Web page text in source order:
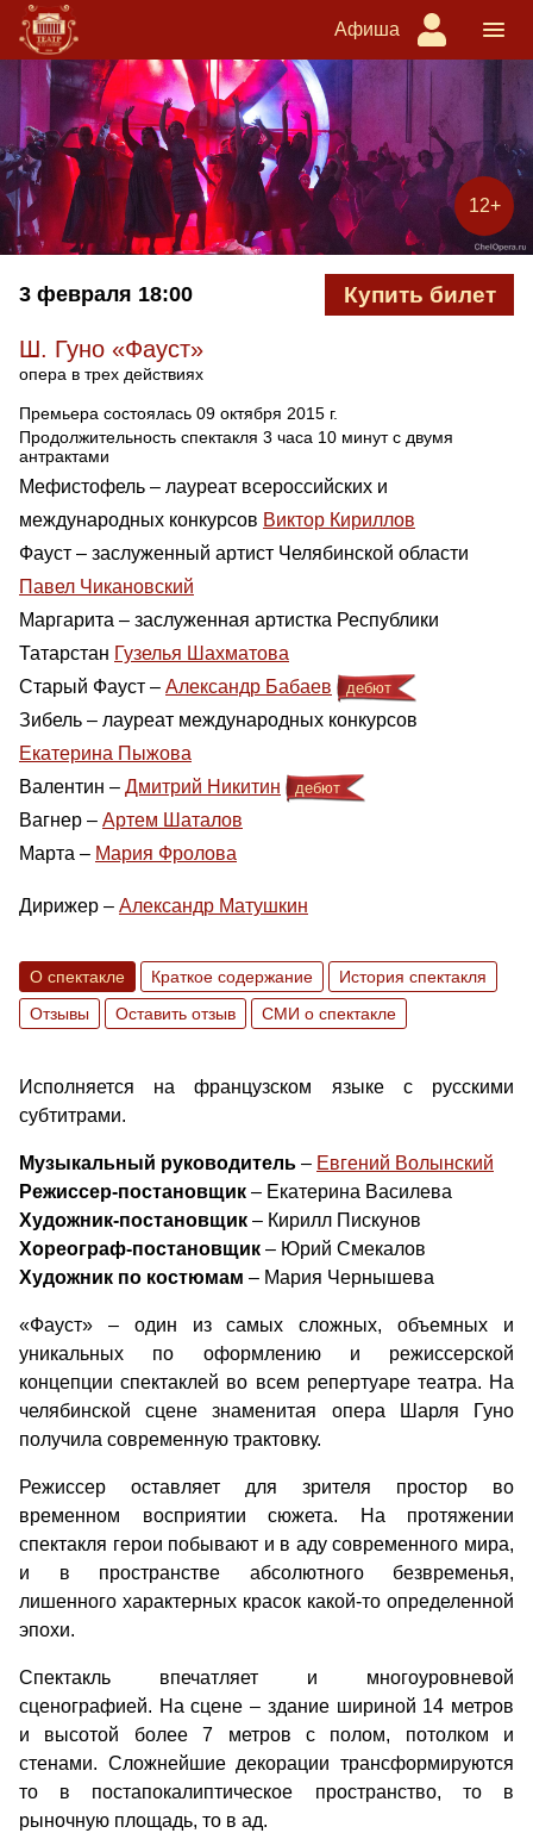
Афиша
12+
3 февраля 18:00 Купить билет
Ш. Гуно «Фауст»
опера в трех действиях
Премьера состоялась 09 октября 2015 г.
Продолжительность спектакля 3 часа 10 минут с двумя
антрактами
Мефистофель – лауреат всероссийских и
международных конкурсов Виктор Кириллов
Фауст – заслуженный артист Челябинской области
Павел Чикановский
Маргарита – заслуженная артистка Республики
Татарстан Гузелья Шахматова
Старый Фауcт – Александр Бабаев дебют
Зибель – лауреат международных конкурсов
Екатерина Пыжова
Валентин – Дмитрий Никитин дебют
Вагнер – Артем Шаталов
Марта – Мария Фролова
Дирижер – Александр Матушкин
О спектакле Краткое содержание
История спектакля
Отзывы
Оставить отзыв СМИ о спектакле
Исполняется на французском языке с русскими
субтитрами.
Музыкальный руководитель – Евгений Волынский
Режиссер-постановщик – Екатерина Василева
Художник-постановщик – Кирилл Пискунов
Хореограф-постановщик – Юрий Смекалов
Художник по костюмам – Мария Чернышева
«Фауст» – один из самых сложных, объемных и
уникальных по оформлению и режиссерской
концепции спектаклей во всем репертуаре театра. На
челябинской сцене знаменитая опера Шарля Гуно
получила современную трактовку.
Режиссер оставляет для зрителя простор во
временном восприятии сюжета. На протяжении
спектакля герои побывают и в аду современного мира,
и в пространстве абсолютного безвременья,
лишенного характерных красок какой-то определенной
эпохи.
Спектакль впечатляет и многоуровневой
сценографией. На сцене – здание шириной 14 метров
и высотой более 7 метров с полом, потолком и
стенами. Сложнейшие декорации трансформируются
то в постапокалиптическое пространство, то в
рыночную площадь, то в ад.